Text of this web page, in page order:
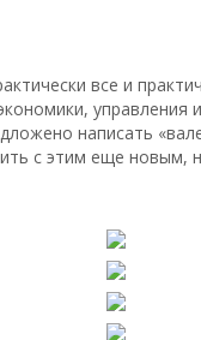
все и
управления
написать
с этим еще новым,